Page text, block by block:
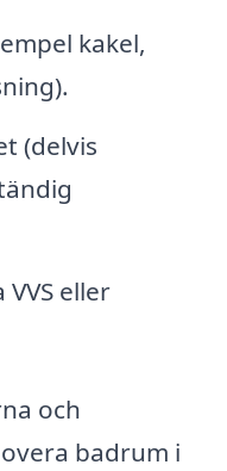
kakel,
(delvis
eller
och
badrum i